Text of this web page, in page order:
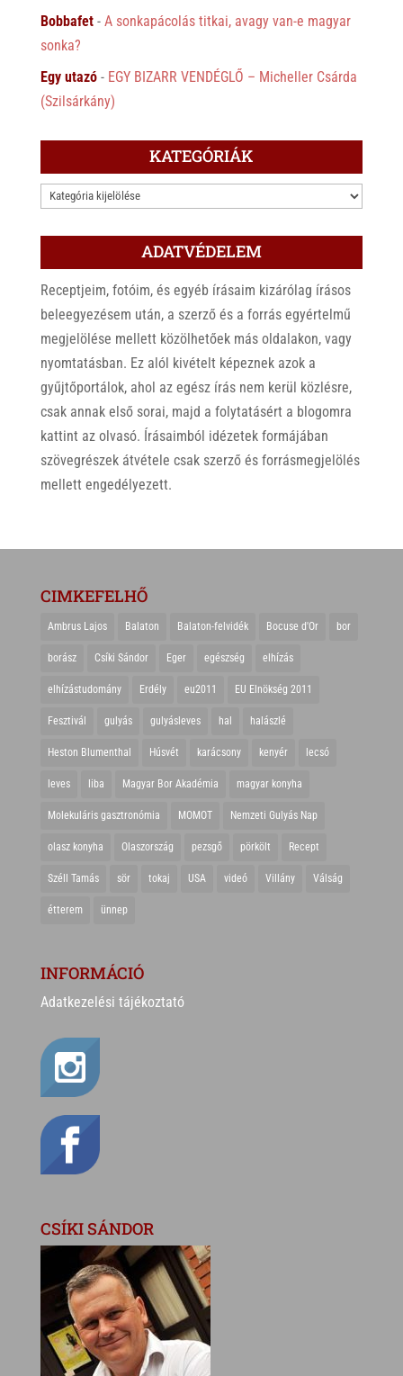
Bobbafet- A sonkapácolás titkai, avagy van-e magyar
sonka?
Egy utazó- EGY BIZARR VENDÉGLŐ – Micheller Csárda
(Szilsárkány)
KATEGÓRIÁK
KATEGÓRIÁK
ADATVÉDELEM
Receptjeim, fotóim, és egyéb írásaim kizárólag írásos
beleegyezésem után, a szerző és a forrás egyértelmű
megjelölése mellett közölhetőek más oldalakon, vagy
nyomtatásban. Ez alól kivételt képeznek azok a
gyűjtőportálok, ahol az egész írás nem kerül közlésre,
csak annak első sorai, majd a folytatásért a blogomra
kattint az olvasó. Írásaimból idézetek formájában
szövegrészek átvétele csak szerző és forrásmegjelölés
mellett engedélyezett.
CIMKEFELHŐ
Ambrus Lajos Balaton Balaton-felvidék Bocuse d'Or bor
borász Csíki Sándor Eger egészség elhízás
elhízástudomány Erdély eu2011 EU Elnökség 2011
Fesztivál gulyás gulyásleves hal halászlé
Heston Blumenthal Húsvét karácsony kenyér lecsó
leves liba Magyar Bor Akadémia magyar konyha
Molekuláris gasztronómia MOMOT Nemzeti Gulyás Nap
olasz konyha Olaszország pezsgő pörkölt Recept
Széll Tamás sör tokaj USA videó Villány Válság
étterem ünnep
INFORMÁCIÓ
Adatkezelési tájékoztató
CSÍKI SÁNDOR